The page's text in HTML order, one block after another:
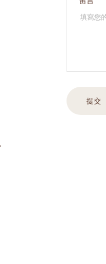
提交